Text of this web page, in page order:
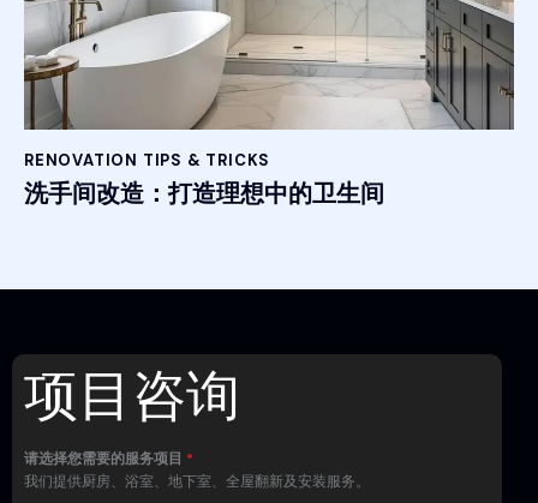
RENOVATION TIPS & TRICKS
洗手间改造：打造理想中的卫生间
项目咨询
请选择您需要的服务项目 *
我们提供厨房、浴室、地下室、全屋翻新及安装服务。